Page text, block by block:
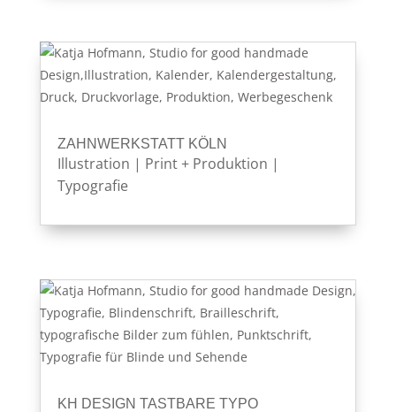
ZAHNWERKSTATT KÖLN
Illustration | Print + Produktion |
Typografie
KH DESIGN TASTBARE TYPO